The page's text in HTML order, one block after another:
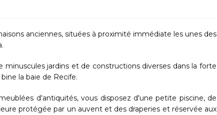
anciennes, situées à proximité immédiate les unes des
jardins et de constructions diverses dans la forte
la baie de Recife.
d'antiquités, vous disposez d'une petite piscine, de
protégée par un auvent et des draperies et réservée aux